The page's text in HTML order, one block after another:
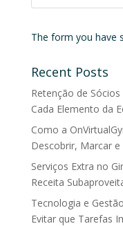
The form you have
Recent Posts
Retenção de
Cada Elemento da
Como a
Descobrir, Marcar
Serviços Extra no
Receita
Tecnologia e
Evitar que Tarefas